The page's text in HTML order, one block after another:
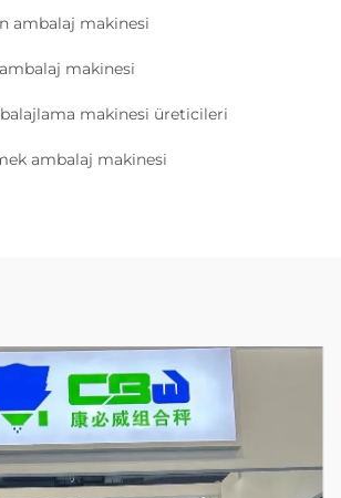
ambalaj makinesi
makinesi
makinesi üreticileri
ambalaj makinesi